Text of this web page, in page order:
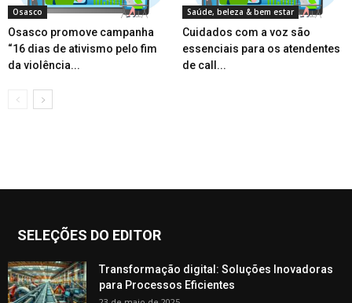
Osasco
Osasco promove campanha
“16 dias de ativismo pelo fim
da violência...
Saúde, beleza & bem estar
Cuidados com a voz são
essenciais para os atendentes
de call...
SELEÇÕES DO EDITOR
Transformação digital: Soluções Inovadoras
para Processos Eficientes